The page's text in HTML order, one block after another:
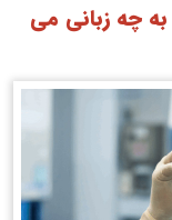
به چه زبانی می